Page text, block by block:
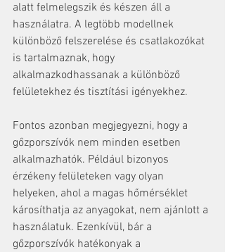
alatt felmelegszik és készen áll a
használatra. A legtöbb modellnek
különböző felszerelése és csatlakozókat
is tartalmaznak, hogy
alkalmazkodhassanak a különböző
felületekhez és tisztítási igényekhez.
Fontos azonban megjegyezni, hogy a
gőzporszívók nem minden esetben
alkalmazhatók. Például bizonyos
érzékeny felületeken vagy olyan
helyeken, ahol a magas hőmérséklet
károsíthatja az anyagokat, nem ajánlott a
használatuk. Ezenkívül, bár a
gőzporszívók hatékonyak a